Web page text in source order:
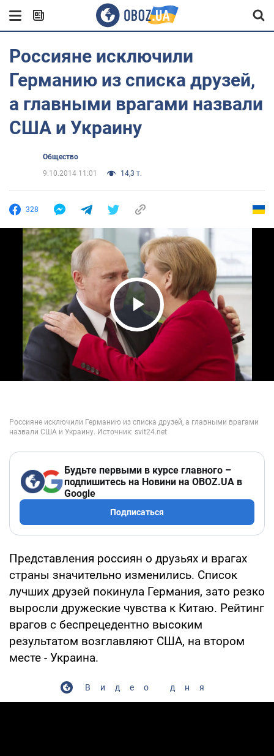
Россияне исключили
Германию из списка друзей,
а главными врагами назвали
США и Украину
Общество
9.10.2014 11:01
14,3 т.
328
Play Video
Будьте первыми в курсе главного –
подпишитесь на Новини на OBOZ.UA в
Google
Подписаться
Представления россиян о друзьях и врагах
страны значительно изменились. Список
лучших друзей покинула Германия, зато резко
выросли дружеские чувства к Китаю. Рейтинг
врагов с беспрецедентно высоким
результатом возглавляют США, на втором
месте - Украина.
Видео дня